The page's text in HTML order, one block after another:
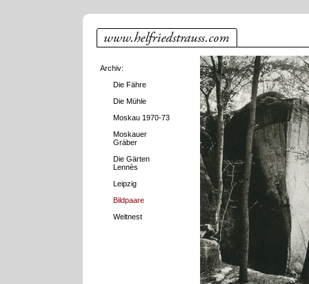
Archiv:
Die Fähre
Die Mühle
Moskau 1970-73
Moskauer
Gräber
Die Gärten
Lennès
Leipzig
Bildpaare
Weltnest